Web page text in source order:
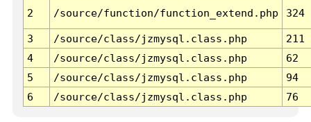
2 /source/function/function_extend.php 324
3 /source/class/jzmysql.class.php
211
4
/source/class/jzmysql.class.php
62
5
/source/class/jzmysql.class.php
94
6
/source/class/jzmysql.class.php 76